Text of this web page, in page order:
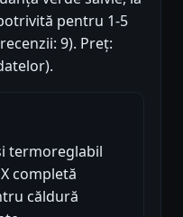
pentru 1-5
9). Preț:
termoreglabil
completă
căldură